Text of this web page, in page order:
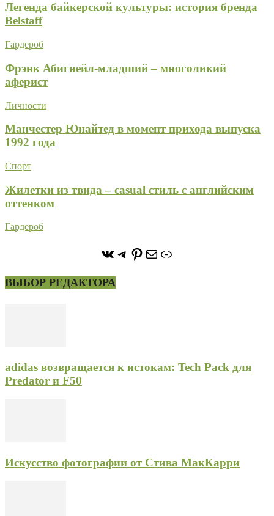
Легенда байкерской культуры: история бренда
Belstaff
Гардероб
Фрэнк Абигнейл-младший – многоликий
аферист
Личности
Манчестер Юнайтед в момент прихода выпуска
1992 года
Спорт
Жилетки из твида – casual стиль с английским
оттенком
Гардероб
https://vk.com/
https://t.me/stoneforest
https://
ПочтаСсылка
ВЫБОР РЕДАКТОРА
adidas возвращается к истокам: Tech Pack для
Predator и F50
Искусство фотографии от Стива МакКарри